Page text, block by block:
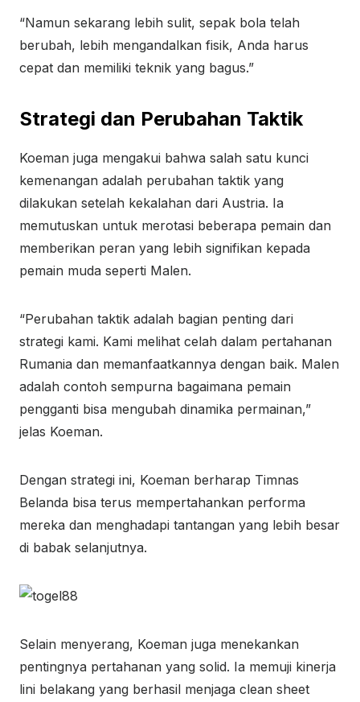
“Namun sekarang lebih sulit, sepak bola telah
berubah, lebih mengandalkan fisik, Anda harus
cepat dan memiliki teknik yang bagus.”
Strategi dan Perubahan Taktik
Koeman juga mengakui bahwa salah satu kunci
kemenangan adalah perubahan taktik yang
dilakukan setelah kekalahan dari Austria. Ia
memutuskan untuk merotasi beberapa pemain dan
memberikan peran yang lebih signifikan kepada
pemain muda seperti Malen.
“Perubahan taktik adalah bagian penting dari
strategi kami. Kami melihat celah dalam pertahanan
Rumania dan memanfaatkannya dengan baik. Malen
adalah contoh sempurna bagaimana pemain
pengganti bisa mengubah dinamika permainan,”
jelas Koeman.
Dengan strategi ini, Koeman berharap Timnas
Belanda bisa terus mempertahankan performa
mereka dan menghadapi tantangan yang lebih besar
di babak selanjutnya.
Selain menyerang, Koeman juga menekankan
pentingnya pertahanan yang solid. Ia memuji kinerja
lini belakang yang berhasil menjaga clean sheet